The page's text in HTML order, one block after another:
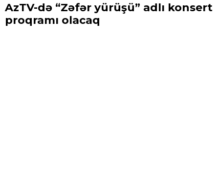
AzTV-də “Zəfər yürüşü” adlı konsert
proqramı olacaq